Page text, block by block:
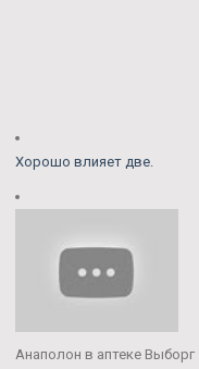
Хорошо влияет две.
Анаполон в аптеке Выборг